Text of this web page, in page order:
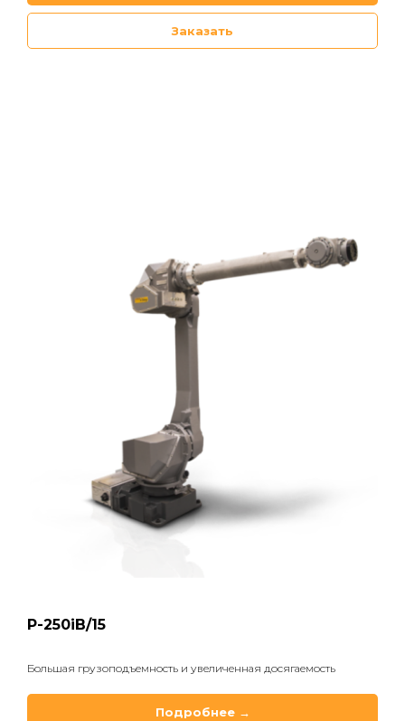
Заказать
P-250iB/15
Большая грузоподъемность и увеличенная досягаемость
Подробнее →